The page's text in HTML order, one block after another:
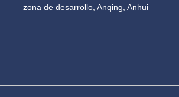
zona de desarrollo, Anqing, Anhui